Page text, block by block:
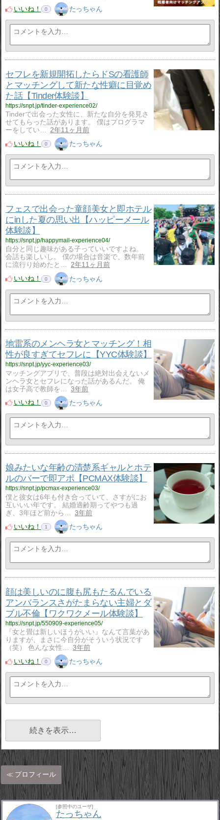
いいね！
0 たっちゃん
セフレを新規開拓したらドSの看護師
とマッチングして新たな性癖に目覚め
た話【Tinder体験談】
https://snpt.jp/tinder-experience02/
Tinderで出会った女性に、新たな自分を発見さ
せてもらった話があります。 僕はプログラマ
ーをしてい…
2年11ヶ月前
いいね！
0 たっちゃん
フェスで出会った童顔美女と即ホテル
にinした夏の思い出【ハッピーメール
体験談】
https://snpt.jp/happymail-experience04/
自分と同じ趣味がある子っていいですよね。
会話も楽しいし。 僕の場合は音楽で、数年前
に流行り始めたと…
2年11ヶ月前
いいね！
0 たっちゃん
地雷系のメンヘラ女とマッチング！相
性が良すぎてセフレに【YYC体験談】
https://snpt.jp/yyc-experience03/
マッチングアプリで、普段は絶対出会えないメ
ンヘラ女とセフレになった話があるんだ。 俺
は女子高で教師を…
3年前
いいね！
0 たっちゃん
娘みたいな年齢の清楚系ギャルとホテ
ルのバーで即アポ【PCMAX体験談】
https://snpt.jp/pcmax-experience03/
僕と彼女は6年も付き合っていて、さすがにお
互いいい年です。 結婚適齢期ってやつも過
ぎ、3年ほど前から…
3年前
いいね！
1 たっちゃん
顔は美しいのに腹も尻もたるんでいる
アンバランスさがたまらない主婦とダ
ブル不倫【ワクワクメール体験談】
https://snpt.jp/550909-experience05/
『女と畳は新しいほうがいい』なんて言葉があ
りますが、まさに今自分がそういう状況です
（笑） 色んな女性…
3年前
いいね！
0 たっちゃん
続きを表示…
プロフィール
[参照中のユーザ]
たっちゃん